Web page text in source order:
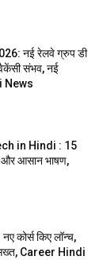
नई रेलवे ग्रुप डी
संभव, नई
News
in Hindi : 15
और आसान भाषण,
कोर्स किए लॉन्च,
सख्त, Career Hindi